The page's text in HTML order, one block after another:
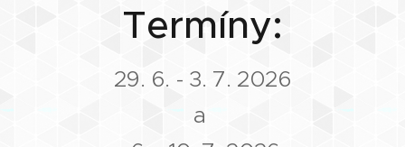
Termíny:
29. 6. - 3. 7. 2026
a